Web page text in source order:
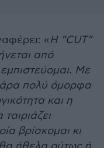
«Η ”CUT”
από
Με
πολύ όμορφα
και η
βρίσκομαι κι